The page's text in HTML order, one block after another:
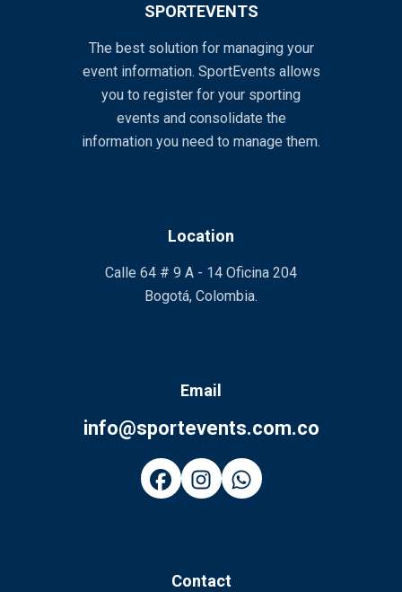
SPORTEVENTS
The best solution for managing your
event information. SportEvents allows
you to register for your sporting
events and consolidate the
information you need to manage them.
Location
Calle 64 # 9 A - 14 Oficina 204
Bogotá, Colombia.
Email
info@sportevents.com.co
Contact